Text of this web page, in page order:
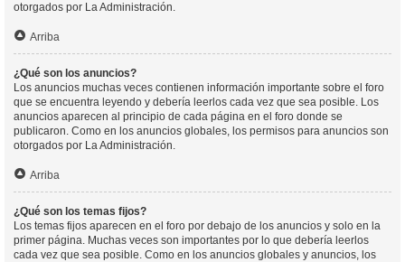
otorgados por La Administración.
Arriba
¿Qué son los anuncios?
Los anuncios muchas veces contienen información importante sobre el foro
que se encuentra leyendo y debería leerlos cada vez que sea posible. Los
anuncios aparecen al principio de cada página en el foro donde se
publicaron. Como en los anuncios globales, los permisos para anuncios son
otorgados por La Administración.
Arriba
¿Qué son los temas fijos?
Los temas fijos aparecen en el foro por debajo de los anuncios y solo en la
primer página. Muchas veces son importantes por lo que debería leerlos
cada vez que sea posible. Como en los anuncios globales y anuncios, los